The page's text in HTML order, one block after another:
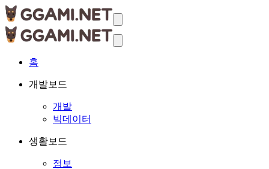
홈
개발보드
개발
빅데이터
생활보드
정보